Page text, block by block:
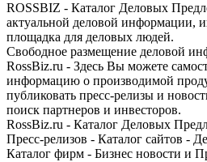
ROSSBIZ - Каталог Деловых
актуальной деловой информации,
площадка для деловых людей.
Свободное размещение деловой
RossBiz.ru - Здесь Вы можете
информацию о производимой
публиковать пресс-релизы и
поиск партнеров и инвесторов.
RossBiz.ru - Каталог Деловых
Пресс-релизов - Каталог сайтов -
Каталог фирм - Бизнес новости и